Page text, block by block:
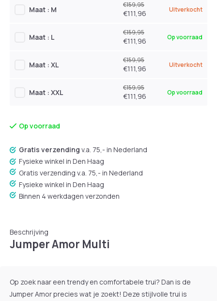
Maat : M
€159,95
€111,96 Uitverkocht
Maat : L
€159,95
€111,96 Op voorraad
Maat : XL
€159,95
€111,96 Uitverkocht
Maat : XXL
€159,95
€111,96 Op voorraad
Op voorraad
Gratis verzending v.a. 75,- in Nederland
Fysieke winkel in Den Haag
Gratis verzending v.a. 75,- in Nederland
Fysieke winkel in Den Haag
Binnen 4 werkdagen verzonden
Beschrijving
Jumper Amor Multi
Op zoek naar een trendy en comfortabele trui? Dan is de
Jumper Amor precies wat je zoekt! Deze stijlvolle trui is